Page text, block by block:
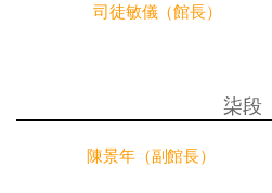
司徒敏儀（館長）
柒段
陳景年（副館長）